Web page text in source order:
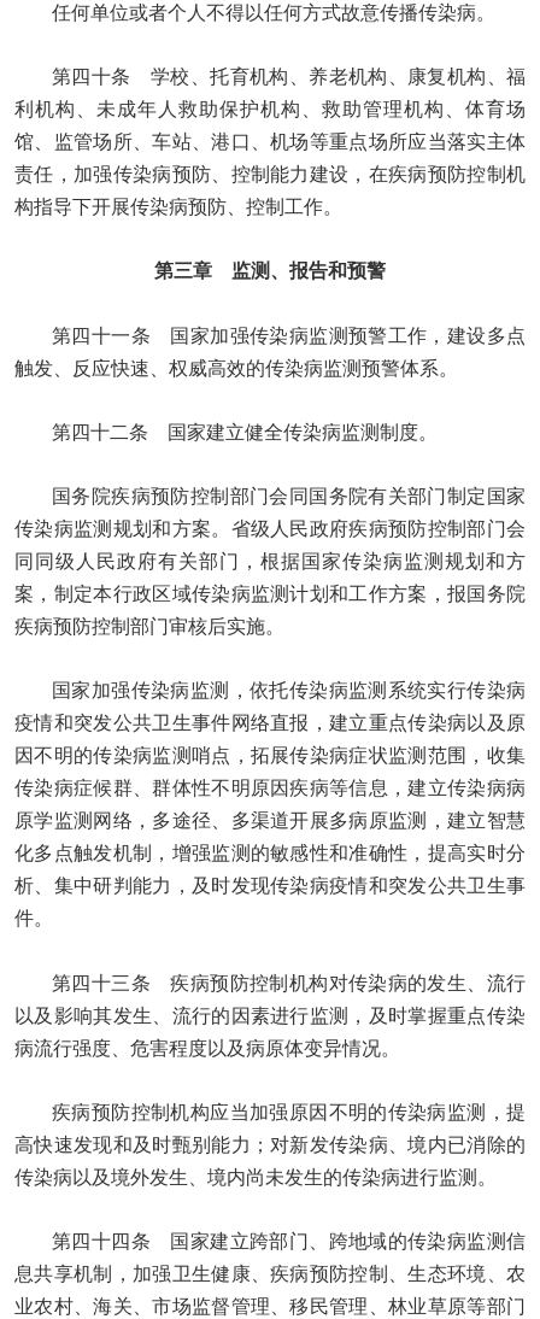
任何单位或者个人不得以任何方式故意传播传染病。
第四十条 学校、托育机构、养老机构、康复机构、福
利机构、未成年人救助保护机构、救助管理机构、体育场
馆、监管场所、车站、港口、机场等重点场所应当落实主体
责任，加强传染病预防、控制能力建设，在疾病预防控制机
构指导下开展传染病预防、控制工作。
第三章 监测、报告和预警
第四十一条 国家加强传染病监测预警工作，建设多点
触发、反应快速、权威高效的传染病监测预警体系。
第四十二条 国家建立健全传染病监测制度。
国务院疾病预防控制部门会同国务院有关部门制定国家
传染病监测规划和方案。省级人民政府疾病预防控制部门会
同同级人民政府有关部门，根据国家传染病监测规划和方
案，制定本行政区域传染病监测计划和工作方案，报国务院
疾病预防控制部门审核后实施。
国家加强传染病监测，依托传染病监测系统实行传染病
疫情和突发公共卫生事件网络直报，建立重点传染病以及原
因不明的传染病监测哨点，拓展传染病症状监测范围，收集
传染病症候群、群体性不明原因疾病等信息，建立传染病病
原学监测网络，多途径、多渠道开展多病原监测，建立智慧
化多点触发机制，增强监测的敏感性和准确性，提高实时分
析、集中研判能力，及时发现传染病疫情和突发公共卫生事
件。
第四十三条 疾病预防控制机构对传染病的发生、流行
以及影响其发生、流行的因素进行监测，及时掌握重点传染
病流行强度、危害程度以及病原体变异情况。
疾病预防控制机构应当加强原因不明的传染病监测，提
高快速发现和及时甄别能力；对新发传染病、境内已消除的
传染病以及境外发生、境内尚未发生的传染病进行监测。
第四十四条 国家建立跨部门、跨地域的传染病监测信
息共享机制，加强卫生健康、疾病预防控制、生态环境、农
业农村、海关、市场监督管理、移民管理、林业草原等部门